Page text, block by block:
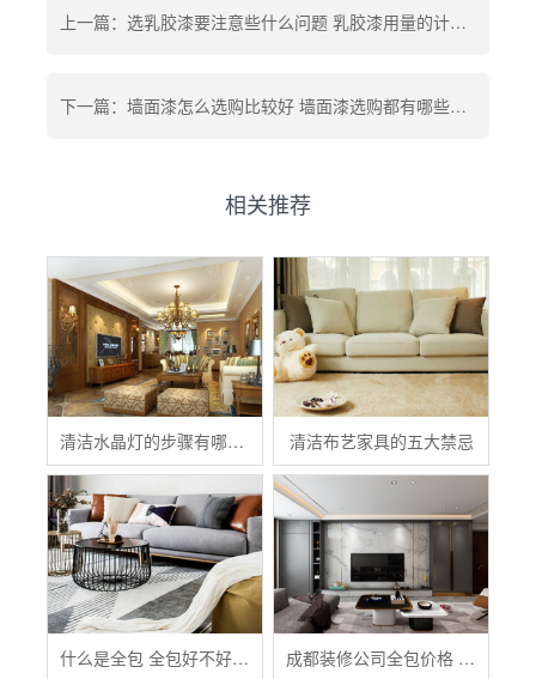
上一篇：选乳胶漆要注意些什么问题 乳胶漆用量的计算方法
下一篇：墙面漆怎么选购比较好 墙面漆选购都有哪些注意事项
相关推荐
清洁水晶灯的步骤有哪些？ 清洁布艺家具的五大禁忌
什么是全包 全包好不好 全包装修注意事项有哪些 成都装修公司全包价格 成都全包装修多少钱一平